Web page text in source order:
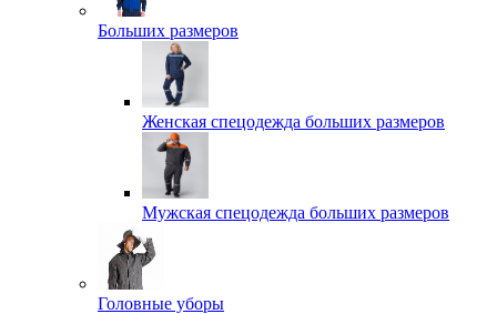
Больших размеров
Женская спецодежда больших размеров
Мужская спецодежда больших размеров
Головные уборы